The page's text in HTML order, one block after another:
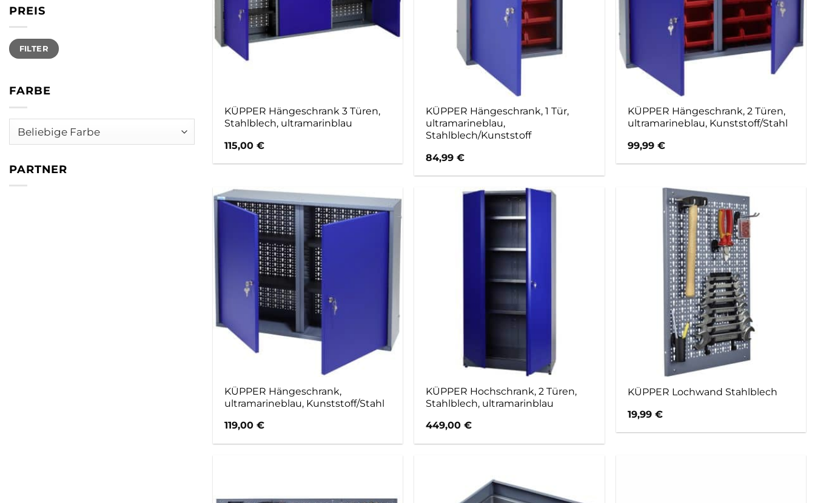
PREIS
Min.
Preis
Max.
PreisFILTER
FARBE
PARTNER
KÜPPER Hängeschrank 3 Türen,
Stahlblech, ultramarinblau
115,00 €
KÜPPER Hängeschrank, 1 Tür,
ultramarineblau,
Stahlblech/Kunststoff
84,99€
KÜPPER Hängeschrank, 2 Türen,
ultramarineblau, Kunststoff/Stahl
99,99€
KÜPPER Hängeschrank,
ultramarineblau, Kunststoff/Stahl
119,00 €
KÜPPER Hochschrank, 2 Türen,
Stahlblech, ultramarinblau
449,00€
KÜPPER Lochwand Stahlblech
19,99€